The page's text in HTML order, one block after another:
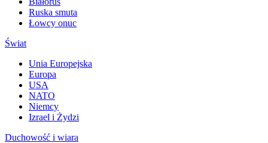
Ruska smuta
Łowcy onuc
Świat
Unia Europejska
Europa
USA
NATO
Niemcy
Izrael i Żydzi
Duchowość i wiara